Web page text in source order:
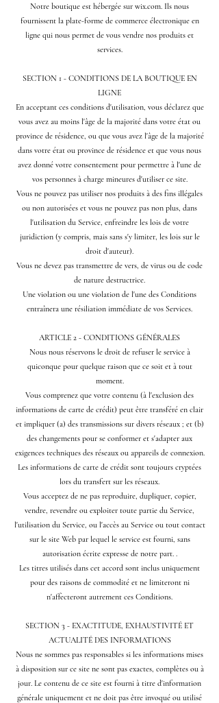
Notre boutique est hébergée sur wix.com. Ils nous
fournissent la plate-forme de commerce électronique en
ligne qui nous permet de vous vendre nos produits et
services.
SECTION 1 - CONDITIONS DE LA BOUTIQUE EN
LIGNE
En acceptant ces conditions d'utilisation, vous déclarez que
vous avez au moins l'âge de la majorité dans votre état ou
province de résidence, ou que vous avez l'âge de la majorité
dans votre état ou province de résidence et que vous nous
avez donné votre consentement pour permettre à l'une de
vos personnes à charge mineures d'utiliser ce site.
Vous ne pouvez pas utiliser nos produits à des fins illégales
ou non autorisées et vous ne pouvez pas non plus, dans
l'utilisation du Service, enfreindre les lois de votre
juridiction (y compris, mais sans s'y limiter, les lois sur le
droit d'auteur).
Vous ne devez pas transmettre de vers, de virus ou de code
de nature destructrice.
Une violation ou une violation de l'une des Conditions
entraînera une résiliation immédiate de vos Services.
ARTICLE 2 - CONDITIONS GÉNÉRALES
Nous nous réservons le droit de refuser le service à
quiconque pour quelque raison que ce soit et à tout
moment.
Vous comprenez que votre contenu (à l'exclusion des
informations de carte de crédit) peut être transféré en clair
et impliquer (a) des transmissions sur divers réseaux ; et (b)
des changements pour se conformer et s'adapter aux
exigences techniques des réseaux ou appareils de connexion.
Les informations de carte de crédit sont toujours cryptées
lors du transfert sur les réseaux.
Vous acceptez de ne pas reproduire, dupliquer, copier,
vendre, revendre ou exploiter toute partie du Service,
l'utilisation du Service, ou l'accès au Service ou tout contact
sur le site Web par lequel le service est fourni, sans
autorisation écrite expresse de notre part. .
Les titres utilisés dans cet accord sont inclus uniquement
pour des raisons de commodité et ne limiteront ni
n'affecteront autrement ces Conditions.
SECTION 3 - EXACTITUDE, EXHAUSTIVITÉ ET
ACTUALITÉ DES INFORMATIONS
Nous ne sommes pas responsables si les informations mises
à disposition sur ce site ne sont pas exactes, complètes ou à
jour. Le contenu de ce site est fourni à titre d'information
générale uniquement et ne doit pas être invoqué ou utilisé